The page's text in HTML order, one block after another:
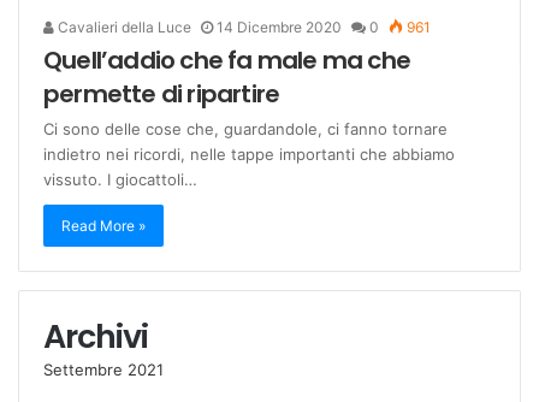
Cavalieri della Luce 14 Dicembre 2020 0 961
Quell’addio che fa male ma che
permette di ripartire
Ci sono delle cose che, guardandole, ci fanno tornare
indietro nei ricordi, nelle tappe importanti che abbiamo
vissuto. I giocattoli…
Read More »
Archivi
Settembre 2021